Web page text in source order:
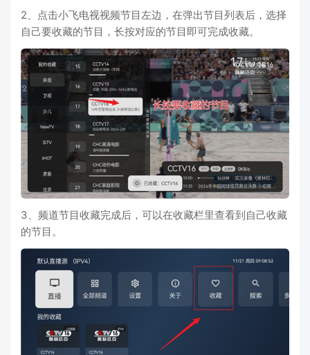
2、点击小飞电视视频节目左边，在弹出节目列表后，选择
自己要收藏的节目，长按对应的节目即可完成收藏。
3、频道节目收藏完成后，可以在收藏栏里查看到自己收藏
的节目。